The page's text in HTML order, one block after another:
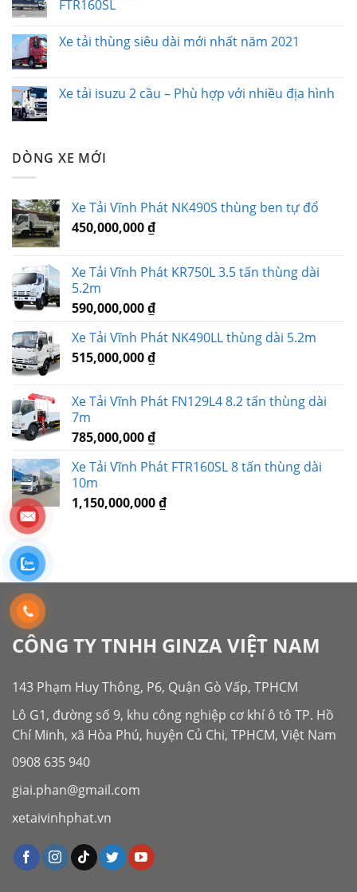
FTR160SL
Xe tải thùng siêu dài mới nhất năm 2021
Xe tải isuzu 2 cầu – Phù hợp với nhiều địa hình
DÒNG XE MỚI
Xe Tải Vĩnh Phát NK490S thùng ben tự đổ
450,000,000₫
Xe Tải Vĩnh Phát KR750L 3.5 tấn thùng dài
5.2m
590,000,000₫
Xe Tải Vĩnh Phát NK490LL thùng dài 5.2m
515,000,000₫
Xe Tải Vĩnh Phát FN129L4 8.2 tấn thùng dài
7m
785,000,000₫
Xe Tải Vĩnh Phát FTR160SL 8 tấn thùng dài
10m
1,150,000,000₫
CÔNG TY TNHH GINZA VIỆT NAM
143 Phạm Huy Thông, P6, Quận Gò Vấp, TPHCM
Lô G1, đường số 9, khu công nghiệp cơ khí ô tô TP. Hồ
Chí Minh, xã Hòa Phú, huyện Củ Chi, TPHCM, Việt Nam
0908 635 940
giai.phan@gmail.com
xetaivinhphat.vn